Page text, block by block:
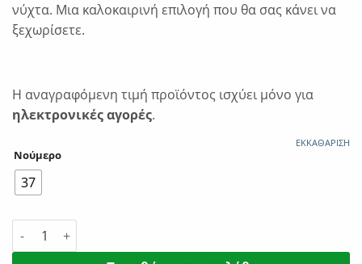
νύχτα. Μια καλοκαιρινή επιλογή που θα σας κάνει να
ξεχωρίσετε.
Η αναγραφόμενη τιμή προϊόντος ισχύει μόνο για
ηλεκτρονικές αγορές.
Νούμερο
37
ΕΚΚΑΘΆΡΙΣΗ
Ipanema Sem Igual Pop Γυναικεία Σαγιονάρα Black/White